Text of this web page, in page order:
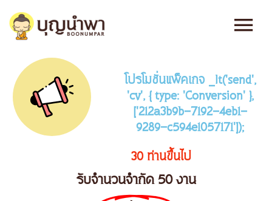
content
Main
โปรโมชั่นแพ็คเกจ _lt('send',
'cv', { type: 'Conversion' },
['212a3b9b-7192-4eb1-
9289-c594e1057171']);
30 ท่านขึ้นไป
รับจำนวนจำกัด 50 งาน